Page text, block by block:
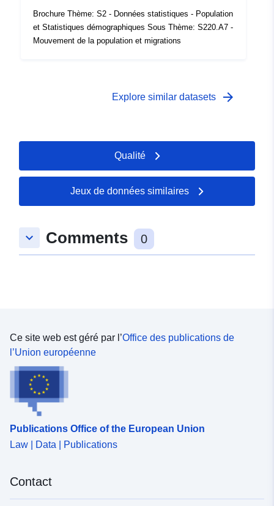
Brochure Thème: S2 - Données statistiques - Population
et Statistiques démographiques Sous Thème: S220.A7 -
Mouvement de la population et migrations
Explore similar datasets arrow_forward
Qualité
Jeux de données similaires
keyboard_arrow_down Comments 0
Ce site web est géré par l’Office des publications de
l’Union européenne
Publications Office of the European Union
Law | Data | Publications
Contact